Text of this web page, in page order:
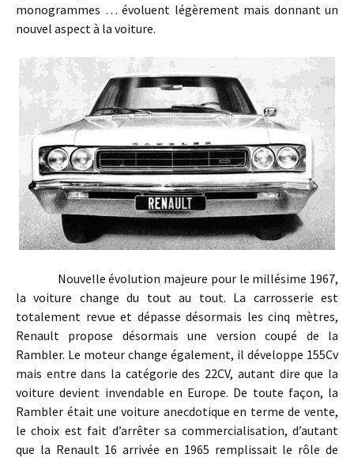
monogrammes … évoluent légèrement mais donnant un
nouvel aspect à la voiture.
Nouvelle évolution majeure pour le millésime 1967,
la voiture change du tout au tout. La carrosserie est
totalement revue et dépasse désormais les cinq mètres,
Renault propose désormais une version coupé de la
Rambler. Le moteur change également, il développe 155Cv
mais entre dans la catégorie des 22CV, autant dire que la
voiture devient invendable en Europe. De toute façon, la
Rambler était une voiture anecdotique en terme de vente,
le choix est fait d’arrêter sa commercialisation, d’autant
que la Renault 16 arrivée en 1965 remplissait le rôle de